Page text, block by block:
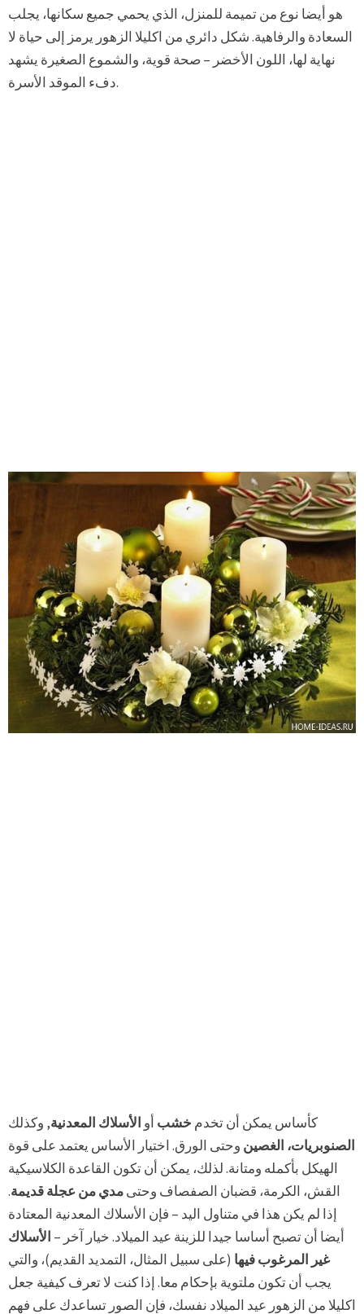
هو أيضا نوع من تميمة للمنزل، الذي يحمي جميع سكانها، يجلب
السعادة والرفاهية. شكل دائري من اكليلا الزهور يرمز إلى حياة لا
نهاية لها، اللون الأخضر – صحة قوية، والشموع الصغيرة يشهد
دفء الموقد الأسرة.
كأساس يمكن أن تخدم خشب أو الأسلاك المعدنية, وكذلك
الصنوبريات، الغصين وحتى الورق. اختيار الأساس يعتمد على قوة
الهيكل بأكمله ومتانة. لذلك، يمكن أن تكون القاعدة الكلاسيكية
القش، الكرمة، قضبان الصفصاف وحتىمدي من عجلة قديمة.
إذا لم يكن هذا في متناول اليد – فإن الأسلاك المعدنية المعتادة
أيضا أن تصبح أساسا جيدا للزينة عيد الميلاد. خيار آخر – الأسلاك
غير المرغوب فيها (على سبيل المثال، التمديد القديم)، والتي
يجب أن تكون ملتوية بإحكام معا. إذا كنت لا تعرف كيفية جعل
اكليلا من الزهور عيد الميلاد نفسك، فإن الصور تساعدك على فهم